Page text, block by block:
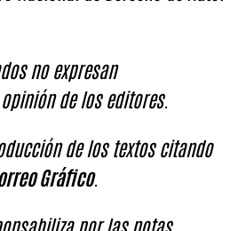
no expresan
de los editores.
de los textos citando
Gráfico.
por las notas